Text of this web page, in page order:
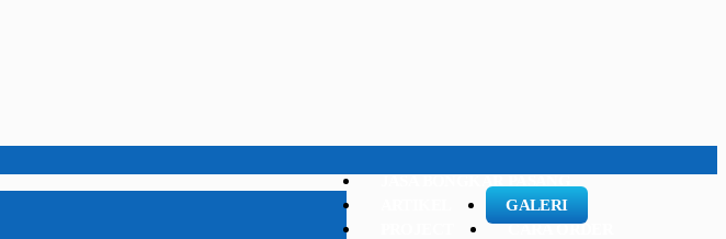
GALERI
CARA ORDER